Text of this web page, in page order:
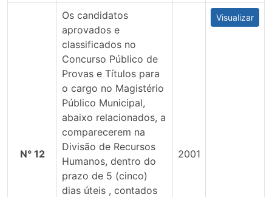
N° 12
Os candidatos
aprovados e
classificados no
Concurso Público de
Provas e Títulos para
o cargo no Magistério
Público Municipal,
abaixo relacionados, a
comparecerem na
Divisão de Recursos
Humanos, dentro do
prazo de 5 (cinco)
dias úteis , contados
2001
Visualizar